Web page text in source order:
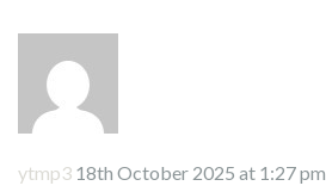
ytmp3 18th October 2025 at 1:27 pm